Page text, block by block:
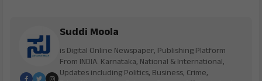
Suddi Moola
is Digital Online Newspaper, Publishing Platform
From INDIA. Karnataka, National & International,
Updates including Politics, Business, Crime,